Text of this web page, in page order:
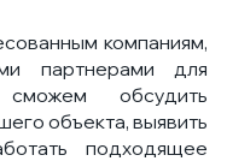
компаниям,
партнерами для
обсудить
объекта, выявить
подходящее